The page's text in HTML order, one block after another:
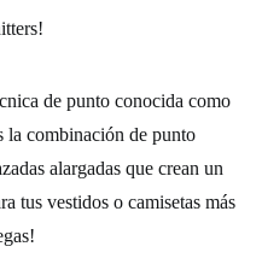
de puntoconocida como
la combinación de punto
alargadas que crean un
tus vestidos o camisetas más